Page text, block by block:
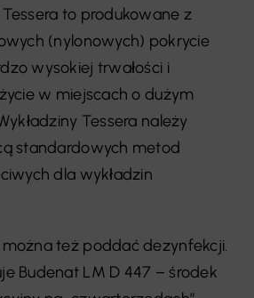
to produkowane z
(nylonowych) pokrycie
wysokiej trwałości i
w miejscach o dużym
Tessera należy
standardowych metod
dla wykładzin
też poddać dezynfekcji.
Budenat LM D 447 – środek